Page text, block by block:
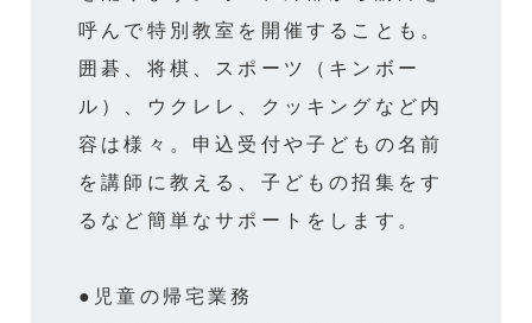
呼んで特別教室を開催することも。
囲碁、将棋、スポーツ（キンボー
ル）、ウクレレ、クッキングなど内
容は様々。申込受付や子どもの名前
を講師に教える、子どもの招集をす
るなど簡単なサポートをします。
●児童の帰宅業務